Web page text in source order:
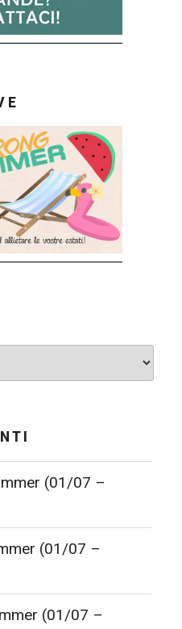
(01/07 –
(01/07 –
(01/07 –